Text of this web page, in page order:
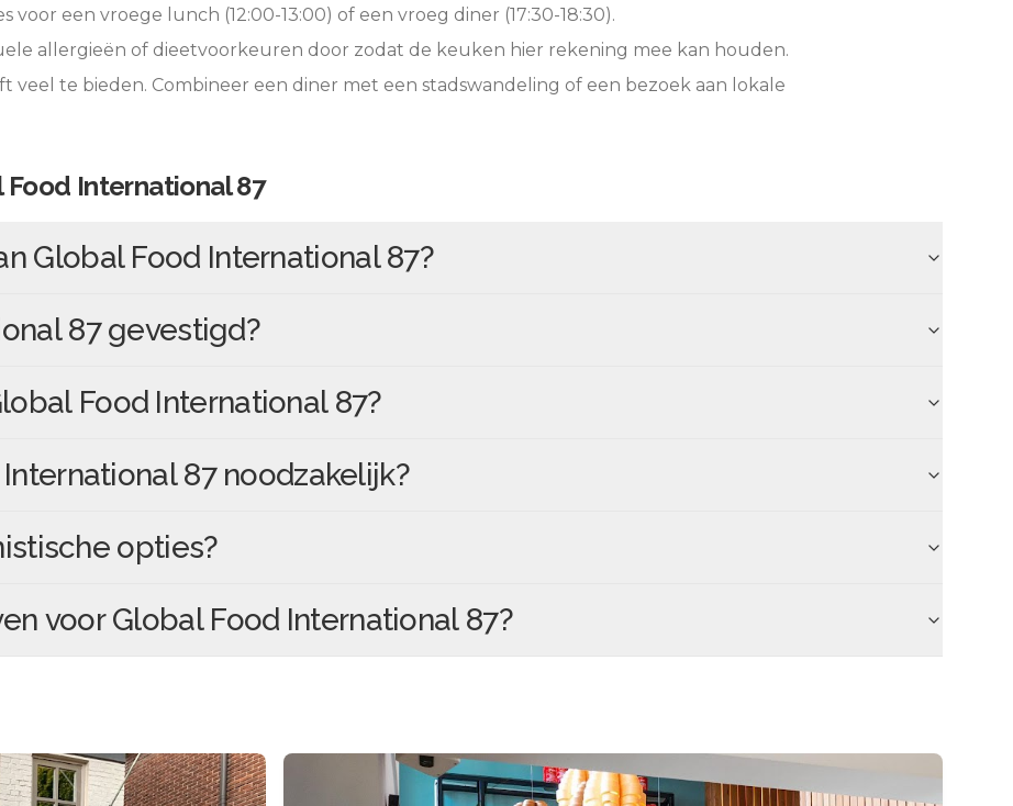
voor een vroege lunch (12:00-13:00) of een vroeg diner (17:30-18:30).
allergieën of dieetvoorkeuren door zodat de keuken hier rekening mee kan houden.
veel te bieden. Combineer een diner met een stadswandeling of een bezoek aan lokale
Food International 87
Global Food International 87?
87gevestigd?
Food International 87?
87noodzakelijk?
opties?
voorGlobal Food International 87?